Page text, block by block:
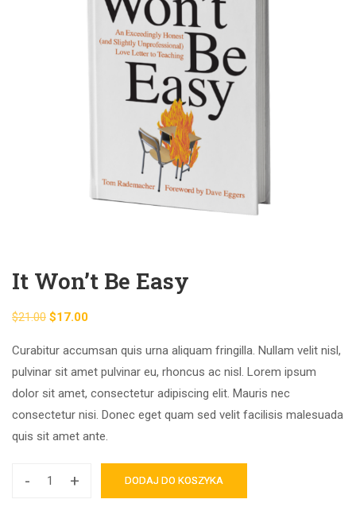
It Won’t Be Easy
$21.00 $17.00
Curabitur accumsan quis urna aliquam fringilla. Nullam velit nisl,
pulvinar sit amet pulvinar eu, rhoncus ac nisl. Lorem ipsum
dolor sit amet, consectetur adipiscing elit. Mauris nec
consectetur nisi. Donec eget quam sed velit facilisis malesuada
quis sit amet ante.
- + DODAJ DO KOSZYKA